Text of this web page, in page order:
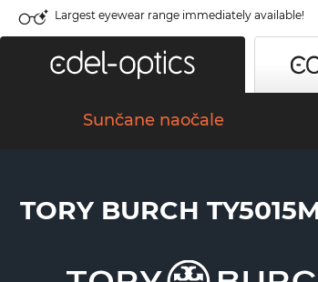
Largest eyewear range immediately available!
Sunčane naočale
TORY BURCH